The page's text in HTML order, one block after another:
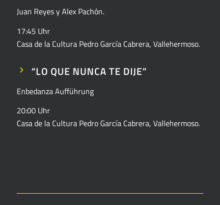
Juan Reyes y Alex Pachón.
17:45 Uhr
Casa de la Cultura Pedro García Cabrera, Vallehermoso.
“LO QUE NUNCA TE DIJE”
Enbedanza Aufführung
20:00 Uhr
Casa de la Cultura Pedro García Cabrera, Vallehermoso.